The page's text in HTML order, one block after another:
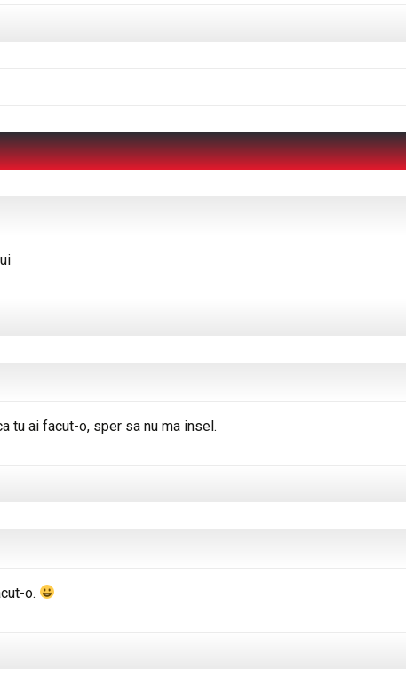
tu ai facut-o, sper sa nu ma insel.
o.